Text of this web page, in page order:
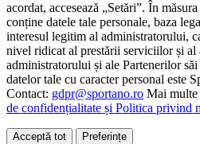
acordat, accesează „Setări”. În
conține datele tale personale, baza
interesul legitim al administratorului,
nivel ridicat al prestării serviciilor și
administratorului și ale Partenerilor
datelor tale cu caracter personal este
Contact: gdpr@sportano.ro Mai multe
de confidențialitate și Politica privind
Acceptă tot Preferințe